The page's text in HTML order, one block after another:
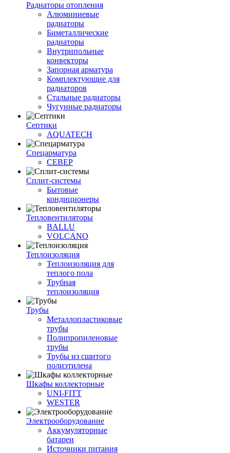
Радиаторы отопления
Алюминиевые
радиаторы
Биметаллические
радиаторы
Внутрипольные
конвекторы
Запорная арматура
Комплектующие для
радиаторов
Стальные радиаторы
Чугунные радиаторы
Септики
AQUATECH
Спецарматура
СЕВЕР
Сплит-системы
Бытовые
кондиционеры
Тепловентиляторы
BALLU
VOLCANO
Теплоизоляция
Теплоизоляция для
теплого пола
Трубная
теплоизоляция
Трубы
Металлопластиковые
трубы
Полипропиленовые
трубы
Трубы из сшитого
полиэтилена
Шкафы коллекторные
UNI-FITT
WESTER
Электрооборудование
Аккумуляторные
батареи
Источники питания